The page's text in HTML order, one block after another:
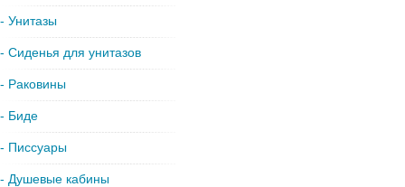
- Унитазы
- Сиденья для унитазов
- Раковины
- Биде
- Писсуары
- Душевые кабины